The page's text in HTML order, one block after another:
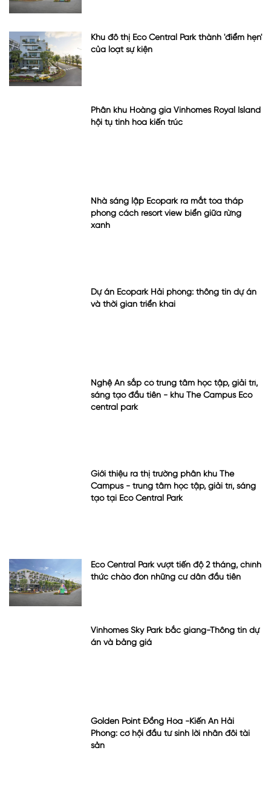
Khu đô thị Eco Central Park thành 'điểm hẹn'
của loạt sự kiện
Phân khu Hoàng gia Vinhomes Royal Island
hội tụ tinh hoa kiến trúc
Nghệ An sắp có trung tâm học tập, giải trí,
Campus - trung tâm học tập, giải trí, sáng
tạo tại Eco Central Park
Phòng: cơ hội đầu tư sinh lời nhân đôi tài
sang Lumi Hanoi